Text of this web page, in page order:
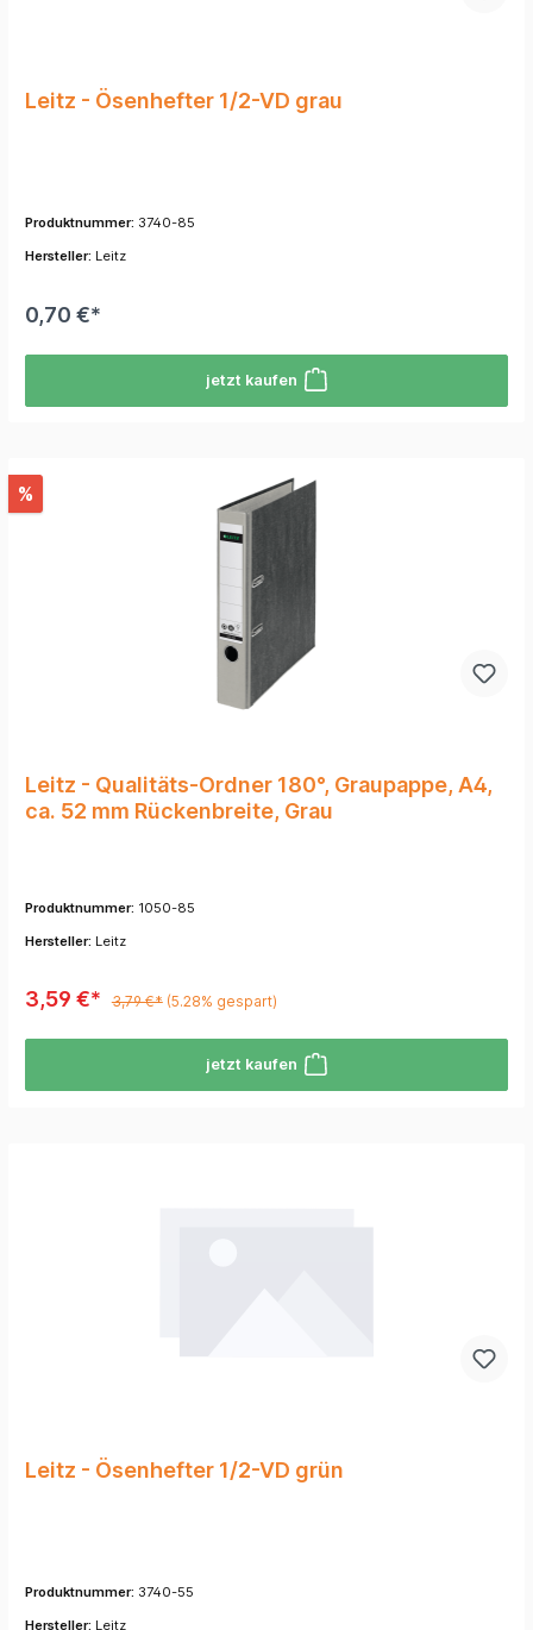
Leitz - Ösenhefter 1/2-VD grau
Produktnummer: 3740-85
Hersteller: Leitz
0,70 €*
jetzt kaufen
%
Leitz - Qualitäts-Ordner 180°, Graupappe, A4,
ca. 52 mm Rückenbreite, Grau
Produktnummer: 1050-85
Hersteller: Leitz
3,59 €* 3,79 €* (5.28% gespart)
jetzt kaufen
Leitz - Ösenhefter 1/2-VD grün
Produktnummer: 3740-55
Hersteller: Leitz